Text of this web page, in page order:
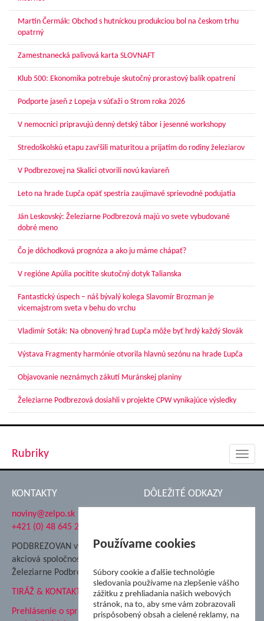
Martin Čermák: Obchod s hutníckou produkciou bol na českom trhu
opatrný
Zamestnanecká palivová karta SLOVNAFT
Klub 500: Ekonomika potrebuje skutočný prorastový balík opatrení
Podporte jaseň z Lopeja v súťaži o Strom roka 2026
V nemocnici pripravujú denný detský tábor i jesenné workshopy
Stredoškolskú etapu zavŕšili maturitou a prijatím do rodiny železiarov
V Podbrezovej na Skalici otvorili novú kaviareň
Leto na hrade Ľupča opäť spestria zaujímavé sprievodné podujatia
Ján Leskovský: Železiarne Podbrezová majú vo svete vybudované
dobré meno
Čo je dôchodková prognóza a ako ju máme chápať?
V regióne Apúlia pocítite skutočný dotyk Talianska
Fantastický úspech – náš bývalý kolega Slavomír Brozman je
vicemajstrom sveta v behu do vrchu
Vladimír Soták: Na obnovený hrad Ľupča môže byť hrdý každý Slovák
Výstava Fragmenty harmónie otvorila hlavnú sezónu na hrade Ľupča
Objavovanie neznámych zákutí Muránskej planiny
Železiarne Podbrezová dosiahli v projekte CPW vynikajúce výsledky
Rubriky
KONTAKTY
noviny@zelpo.sk
+421 (0) 48 645 2711
PODBREZOVAN vydáva
akciová spoločnosť
Železiarne Podbrezová
TIRÁŽ & KONTAKT
Prehlásenie o spracovaní
DÔLEŽITÉ ODKAZY
Nadácia Železiarne
ŽP Informatika s.r.o.
ŠK Železiarne Podbrezová
Tále a.s.
Používame cookies
Súbory cookie a ďalšie technológie
sledovania používame na zlepšenie vášho
zážitku z prehliadania našich webových
stránok, na to, aby sme vám zobrazovali
prispôsobený obsah a cielené reklamy, na